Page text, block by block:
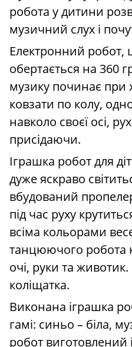
робота у дитини
музичний слух і
Електронний робот,
обертається на 360
музику починає при
ковзати по колу,
навколо своєї осі,
присідаючи.
Іграшка робот для
дуже яскраво
вбудований
під час руху
всіма кольорами
танцюючого робота
очі, руки та
коліщатка.
Виконана іграшка
гамі: синьо – біла,
робот виготовлений